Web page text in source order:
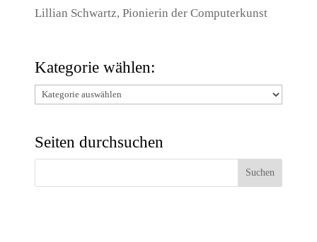
Lillian Schwartz, Pionierin der Computerkunst
Kategorie wählen:
Kategorie
Seiten durchsuchen